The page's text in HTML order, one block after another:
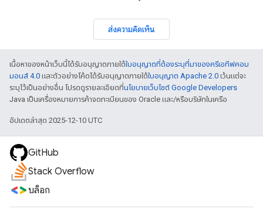
ส่งความคิดเห็น
เนื้อหาของหน้าเว็บนี้ได้รับอนุญาตภายใต้ใบอนุญาตที่ต้องระบุที่มาของครีเอทีฟคอม
มอนส์ 4.0 และตัวอย่างโค้ดได้รับอนุญาตภายใต้ใบอนุญาต Apache 2.0 เว้นแต่จะ
ระบุไว้เป็นอย่างอื่น โปรดดูรายละเอียดที่นโยบายเว็บไซต์ Google Developers
Java เป็นเครื่องหมายการค้าจดทะเบียนของ Oracle และ/หรือบริษัทในเครือ
อัปเดตล่าสุด 2025-12-10 UTC
GitHub
Stack Overflow
บล็อก